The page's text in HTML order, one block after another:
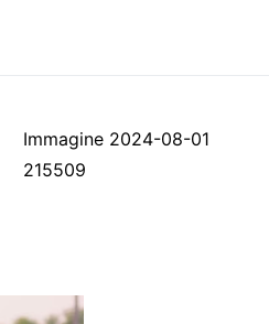
08-01
Immagine 2024-08-01
215509